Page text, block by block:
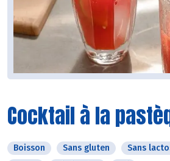
Cocktail à la
Boisson Sans gluten Sans